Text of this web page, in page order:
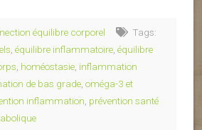
équilibre corporel
Tags:
équilibre inflammatoire équilibre
homéostasie inflammation
de bas grade oméga-3 et
inflammation prévention santé